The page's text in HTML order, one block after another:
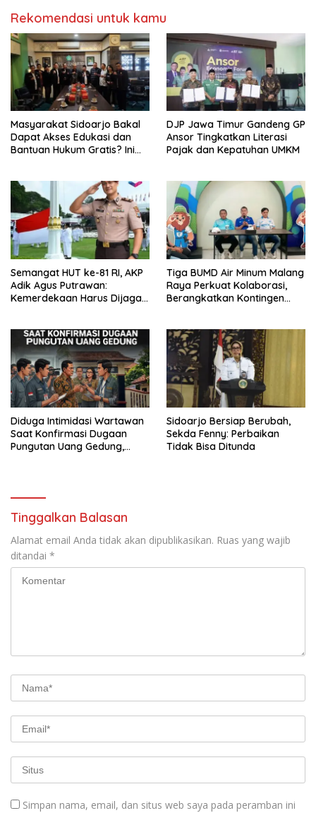
Rekomendasi untuk kamu
Masyarakat Sidoarjo Bakal
Dapat Akses Edukasi dan
Bantuan Hukum Gratis? Ini
DJP Jawa Timur Gandeng GP
Ansor Tingkatkan Literasi
Pajak dan Kepatuhan UMKM
Semangat HUT ke-81 RI, AKP
Adik Agus Putrawan:
Kemerdekaan Harus Dijaga
Tiga BUMD Air Minum Malang
Raya Perkuat Kolaborasi,
Berangkatkan Kontingen
Diduga Intimidasi Wartawan
Saat Konfirmasi Dugaan
Pungutan Uang Gedung,
Sidoarjo Bersiap Berubah,
Sekda Fenny: Perbaikan
Tidak Bisa Ditunda
Tinggalkan Balasan
Alamat email Anda tidak akan dipublikasikan. Ruas yang wajib
ditandai *
Simpan nama, email, dan situs web saya pada peramban ini